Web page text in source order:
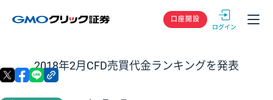
GMOクリック
口座開設
2018年2月CFD売買代金ランキングを発表
X facebook